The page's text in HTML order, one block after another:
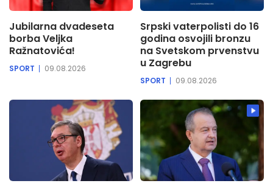
Jubilarna dvadeseta
borba Veljka
Ražnatovića!
SPORT 09.08.2026
Srpski vaterpolisti do 16
godina osvojili bronzu
na Svetskom prvenstvu
u Zagrebu
SPORT 09.08.2026